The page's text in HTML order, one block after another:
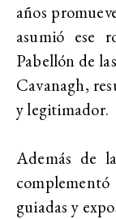
años
asumió ese
Pabellón de
Cavanagh,
y legitimador.
Además de
guiadas y